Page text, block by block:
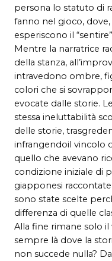
persona lo statuto di
fanno nel gioco,
esperiscono il
Mentre la narratrice
della stanza,
intravedono ombre,
colori che si
evocate dalle storie.
stessa ineluttabilità
delle storie,
infrangendoil vincolo
quello che avevano
condizione iniziale di
giapponesi
sono state scelte
differenza di quelle
Alla fine rimane solo
sempre là dove la
non succede nulla?